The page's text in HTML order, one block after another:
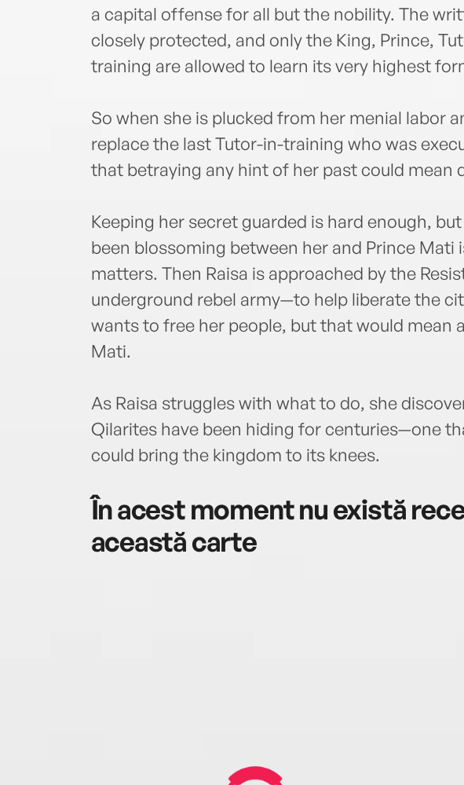
a capital offense for all but the nobility. The
closely protected, and only the King, Prince,
training are allowed to learn its very highest
So when she is plucked from her menial labor
replace the last Tutor-in-training who was
that betraying any hint of her past could mean
Keeping her secret guarded is hard enough,
been blossoming between her and Prince Mati
matters. Then Raisa is approached by the
underground rebel army—to help liberate the
wants to free her people, but that would mean
Mati.
As Raisa struggles with what to do, she
Qilarites have been hiding for centuries—one
could bring the kingdom to its knees.
În acest moment nu există
această carte